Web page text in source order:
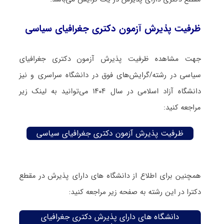
ظرفیت پذیرش آزمون دکتری جغرافیای سیاسی
جهت مشاهده ظرفیت پذیرش آزمون دکتری جغرافیای
سیاسی در رشته/گرایش‌های فوق در دانشگاه سراسری و نیز
دانشگاه آزاد اسلامی در سال ۱۴۰۴ می‌توانید به لینک زیر
مراجعه کنید:
ظرفیت پذیرش آزمون دکتری جغرافیای سیاسی
همچنین برای اطلاع از دانشگاه های دارای پذیرش در مقطع
دکترا در این رشته به صفحه زیر مراجعه کنید:
دانشگاه های دارای پذیرش دکتری جغرافیای